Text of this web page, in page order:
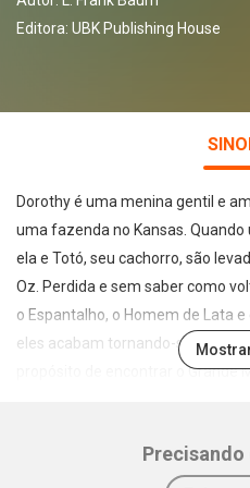
Editora: UBK Publishing House
Dorothy é uma menina gentil e
uma fazenda no Kansas.
ela e Totó, seu cachorro, são
Oz. Perdida e sem saber como
o Espantalho, o Homem de Lata
eles acabam tornando-se
propósito de encontrar o Grande
Em meio a desafios perigosos,
Precisando